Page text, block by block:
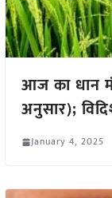
आज का धान
अनुसार);
January 4, 2025